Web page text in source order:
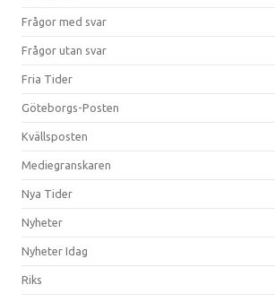
Frågor med svar
Frågor utan svar
Fria Tider
Göteborgs-Posten
Kvällsposten
Mediegranskaren
Nya Tider
Nyheter
Nyheter Idag
Riks